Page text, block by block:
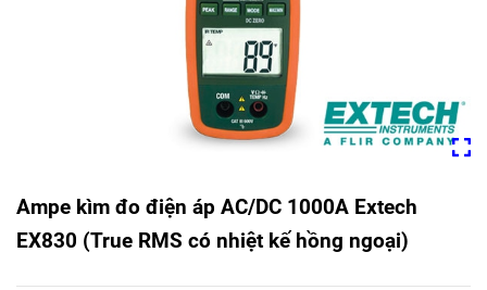
Ampe kìm đo điện áp AC/DC 1000A Extech
EX830 (True RMS có nhiệt kế hồng ngoại)